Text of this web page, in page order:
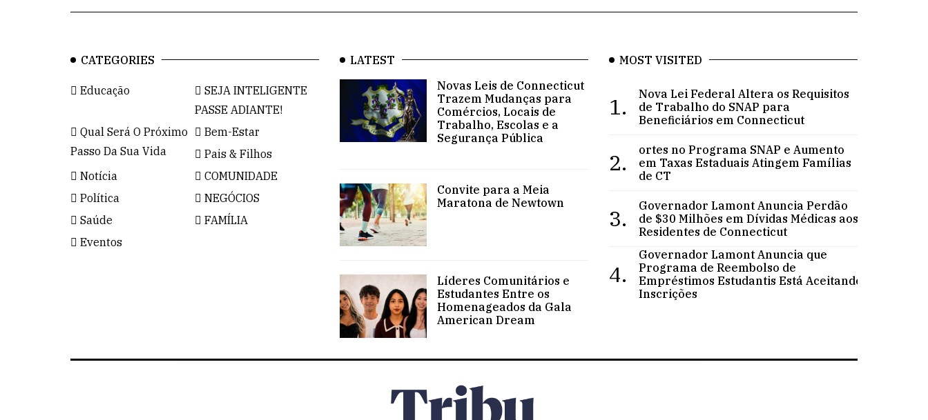
CATEGORIES
Educação
SEJA INTELIGENTE
PASSE ADIANTE!
Qual Será O Próximo
Passo Da Sua Vida
Bem-Estar
Pais & Filhos
Notícia
COMUNIDADE
Política
NEGÓCIOS
Saúde
FAMÍLIA
Eventos
LATEST
Novas Leis de Connecticut
Trazem Mudanças para
Comércios, Locais de
Trabalho, Escolas e a
Segurança Pública
Convite para a Meia
Maratona de Newtown
Líderes Comunitários e
Estudantes Entre os
Homenageados da Gala
American Dream
MOST VISITED
1.
Nova Lei Federal Altera os Requisitos
de Trabalho do SNAP para
Beneficiários em Connecticut
2.
ortes no Programa SNAP e Aumento
em Taxas Estaduais Atingem Famílias
de CT
3.
Governador Lamont Anuncia Perdão
de $30 Milhões em Dívidas Médicas aos
Residentes de Connecticut
4.
Governador Lamont Anuncia que
Programa de Reembolso de
Empréstimos Estudantis Está Aceitando
Inscrições